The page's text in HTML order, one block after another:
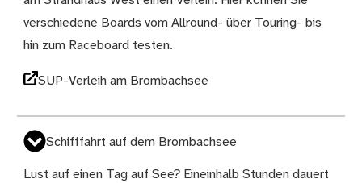
verschiedene Boards vom Allround- über Touring- bis
hin zum Raceboard testen.
SUP-Verleih am Brombachsee
Schifffahrt auf dem Brombachsee
Lust auf einen Tag auf See? Eineinhalb Stunden dauert